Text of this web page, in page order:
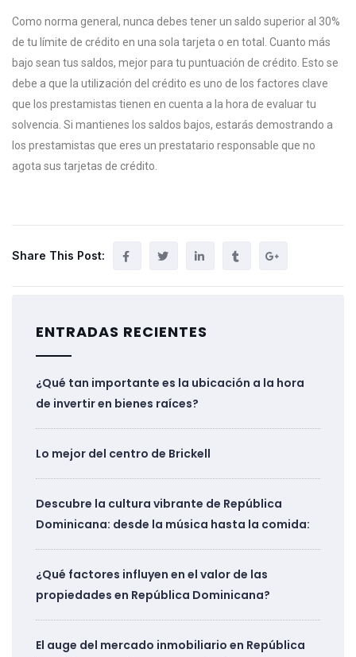
Como norma general, nunca debes tener un saldo superior al 30%
de tu límite de crédito en una sola tarjeta o en total. Cuanto más
bajo sean tus saldos, mejor para tu puntuación de crédito. Esto se
debe a que la utilización del crédito es uno de los factores clave
que los prestamistas tienen en cuenta a la hora de evaluar tu
solvencia. Si mantienes los saldos bajos, estarás demostrando a
los prestamistas que eres un prestatario responsable que no
agota sus tarjetas de crédito.
Share This Post:
ENTRADAS RECIENTES
¿Qué tan importante es la ubicación a la hora
de invertir en bienes raíces?
Lo mejor del centro de Brickell
Descubre la cultura vibrante de República
Dominicana: desde la música hasta la comida:
¿Qué factores influyen en el valor de las
propiedades en República Dominicana?
El auge del mercado inmobiliario en República